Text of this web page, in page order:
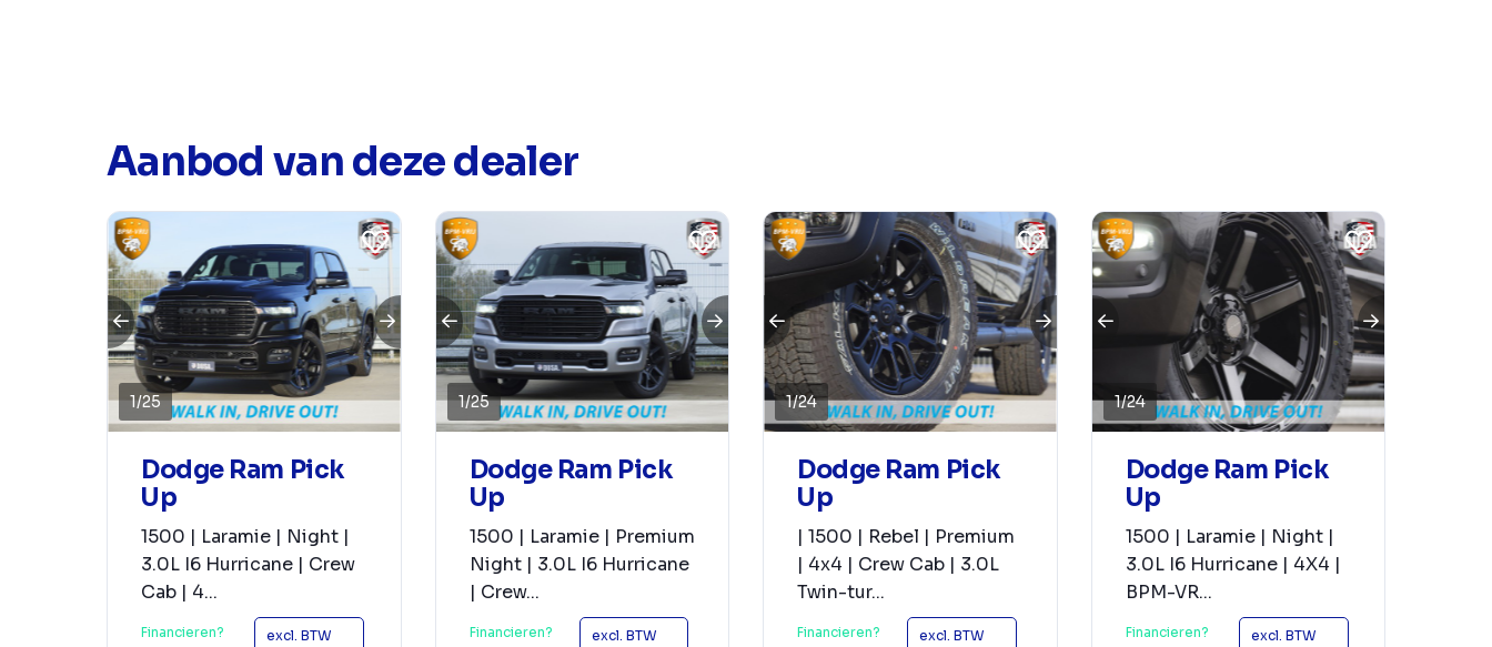
Aanbod van deze dealer
1/25
Dodge Ram Pick
Up
1500 | Laramie | Night |
3.0L I6 Hurricane | Crew
Cab | 4...
Financieren? excl. BTW
1/25
Dodge Ram Pick
Up
1500 | Laramie | Premium
Night | 3.0L I6 Hurricane
| Crew...
Financieren? excl. BTW
1/24
Dodge Ram Pick
Up
| 1500 | Rebel | Premium
| 4x4 | Crew Cab | 3.0L
Twin-tur...
Financieren? excl. BTW
1/24
Dodge Ram Pick
Up
1500 | Laramie | Night |
3.0L I6 Hurricane | 4X4 |
BPM-VR...
Financieren? excl. BTW